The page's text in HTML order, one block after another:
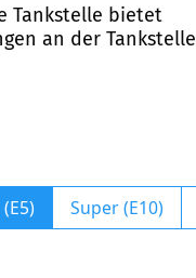
Tankstelle bietet
an der Tankstelle
Super (E10)